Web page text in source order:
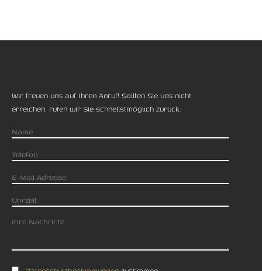
Wir freuen uns auf Ihren Anruf! Sollten Sie uns nicht
erreichen, rufen wir Sie schnellstmöglich zurück.